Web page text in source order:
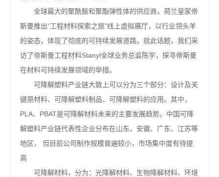
全球最大的聚酰胺和聚酯弹性体的供应商，荷兰皇家帝
斯曼推出“工程材料探索之旅”线上虚拟展厅，以行业领头羊
的姿态，体现了彻底的可持续发展道路。就此话题，我们采
访了帝斯曼工程材料Stanyl全球业务总监陈宇，探寻帝斯曼
在材料可持续发展领域的举措。
可降解塑料产业链大致上可以分为三个部分：设计及关
键原材料、可降解塑料制品、可降解塑料的应用。其中，
PLA、PBAT是可降解材料未来的主要发展趋势。中国可降
解塑料产业链代表性企业分布在山东、安徽、广东、江苏等
地区， 但目前公司制作规模普遍较小，市场集中度有待提
高
可降解材料，分为：光降解材料、生物降解材料、环境